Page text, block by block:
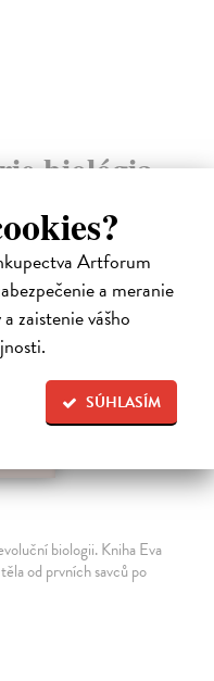
Artforum
a meranie
zaistenie vášho
SÚHLASÍM
biológia
na sklade
biologii. Kniha Eva
od prvních savců po